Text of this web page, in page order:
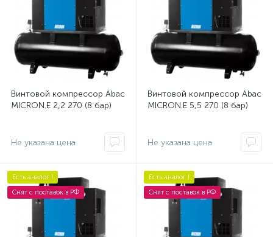
Винтовой компрессор Abac
MICRON.E 2,2 270 (8 бар)
Не указана цена
Винтовой компрессор Abac
MICRON.E 5,5 270 (8 бар)
Не указана цена
Есть аналог !
Снят с поставок в РФ
Есть аналог !
Снят с поставок в РФ